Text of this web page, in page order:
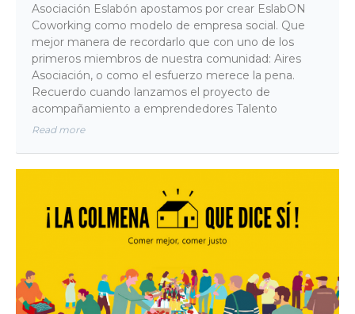
Asociación Eslabón apostamos por crear EslabON
Coworking como modelo de empresa social. Que
mejor manera de recordarlo que con uno de los
primeros miembros de nuestra comunidad: Aires
Asociación, o como el esfuerzo merece la pena.
Recuerdo cuando lanzamos el proyecto de
acompañamiento a emprendedores Talento
Read more